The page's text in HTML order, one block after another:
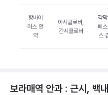
항바이
러스 안
약
아시클로버,
간시클로버
각
페
스
보라매역 안과 : 근시, 백